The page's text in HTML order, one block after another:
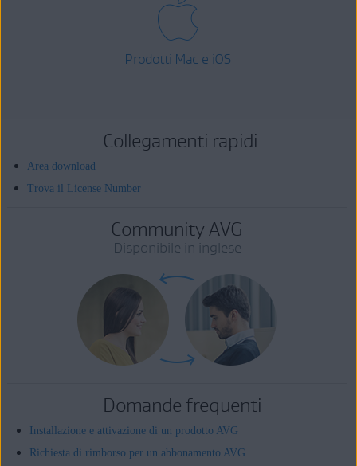
Prodotti Mac e iOS
Collegamenti rapidi
Area download
Trova il License Number
Community AVG
Disponibile in inglese
Domande frequenti
Installazione e attivazione di un prodotto AVG
Richiesta di rimborso per un abbonamento AVG